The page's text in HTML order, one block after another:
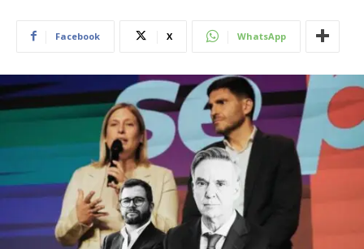
Facebook X WhatsApp